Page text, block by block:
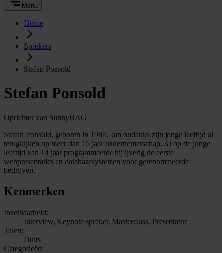
Menu
Home
Sprekers
Stefan Ponsold
Stefan Ponsold
Oprichter van SunnyBAG
Stefan Ponsold, geboren in 1984, kan ondanks zijn jonge leeftijd al
terugkijken op meer dan 15 jaar ondernemerschap. Al op de jonge
leeftijd van 14 jaar programmeerde hij ijverig de eerste
webpresentaties en databasesystemen voor gerenommeerde
bedrijven.
Kenmerken
Inzetbaarheid:
Interview, Keynote spreker, Masterclass, Presentator
Talen:
Duits
Categorieën: